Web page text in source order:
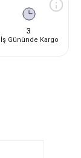
3
İş Gününde Kargo